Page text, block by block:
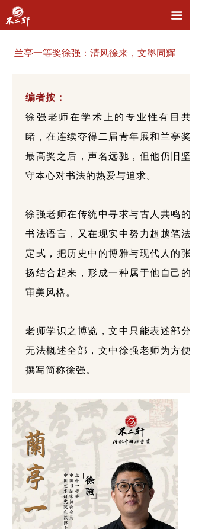
끀
首页
直播拍卖
名家推荐
联系我们
兰亭一等奖徐强：清风徐来，文墨同辉
编者按：
徐强老师在学术上的专业性有目共
睹，在连续夺得二届青年展和兰亭奖
最高奖之后，声名远驰，但他仍旧坚
守本心对书法的热爱与追求。
徐强老师在传统中寻求与古人共鸣的
书法语言，又在现实中努力超越笔法
定式，把历史中的博雅与现代人的张
扬结合起来，形成一种属于他自己的
审美风格。
老师学识之博览，文中只能表述部分
无法概述全部，文中徐强老师为方便
撰写简称徐强。